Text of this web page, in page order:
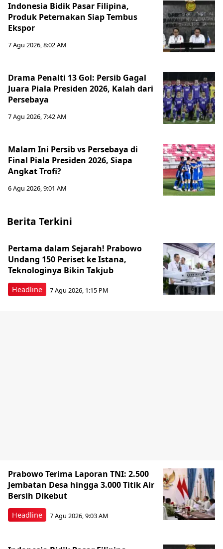
Indonesia Bidik Pasar Filipina,
Produk Peternakan Siap Tembus
Ekspor
7 Agu 2026, 8:02 AM
Drama Penalti 13 Gol: Persib Gagal
Juara Piala Presiden 2026, Kalah dari
Persebaya
7 Agu 2026, 7:42 AM
Malam Ini Persib vs Persebaya di
Final Piala Presiden 2026, Siapa
Angkat Trofi?
6 Agu 2026, 9:01 AM
Berita Terkini
Headline
Pertama dalam Sejarah! Prabowo
Undang 150 Periset ke Istana,
Teknologinya Bikin Takjub
7 Agu 2026, 1:15 PM
Headline
Prabowo Terima Laporan TNI: 2.500
Jembatan Desa hingga 3.000 Titik Air
Bersih Dikebut
7 Agu 2026, 9:03 AM